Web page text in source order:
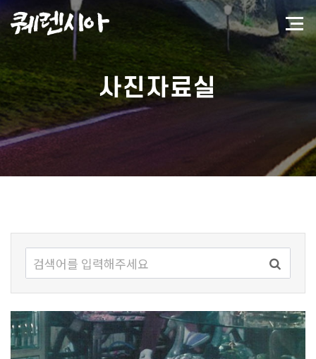
사진자료실